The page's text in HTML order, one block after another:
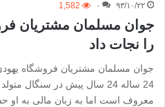
۹۳/۱۰/۲۲ ۰ 1,582
جوان مسلمان مشتریان
را نجات داد
جوان مسلمان مشتریان فروشگاه
معروف است اما به زبان مالی به او